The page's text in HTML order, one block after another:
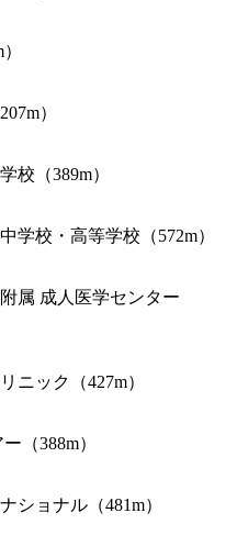
）
校（389m）
学校・高等学校（572m）
属 成人医学センター
ニック（427m）
（388m）
ショナル（481m）